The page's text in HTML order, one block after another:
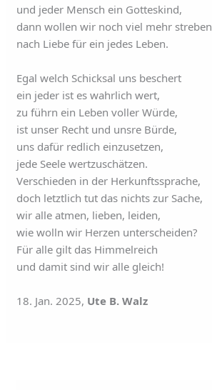
und jeder Mensch ein Gotteskind,
dann wollen wir noch viel mehr streben
nach Liebe für ein jedes Leben.
Egal welch Schicksal uns beschert
ein jeder ist es wahrlich wert,
zu führn ein Leben voller Würde,
ist unser Recht und unsre Bürde,
uns dafür redlich einzusetzen,
jede Seele wertzuschätzen.
Verschieden in der Herkunftssprache,
doch letztlich tut das nichts zur Sache,
wir alle atmen, lieben, leiden,
wie wolln wir Herzen unterscheiden?
Für alle gilt das Himmelreich
und damit sind wir alle gleich!
18. Jan. 2025, Ute B. Walz